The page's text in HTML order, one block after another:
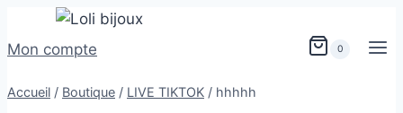
Mon compte 0
Accueil / Boutique / LIVE TIKTOK / hhhhh